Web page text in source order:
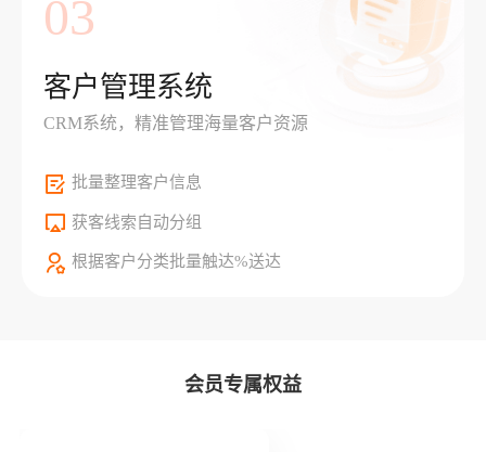
03
客户管理系统
CRM系统，精准管理海量客户资源
批量整理客户信息
获客线索自动分组
根据客户分类批量触达%送达
会员专属权益